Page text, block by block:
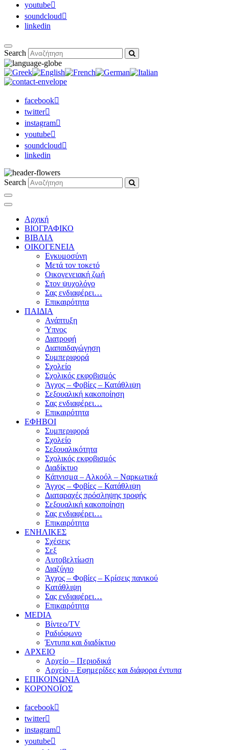
youtube
soundcloud
linkedin
Search
facebook
twitter
instagram
youtube
soundcloud
linkedin
Search
Αρχική
ΒΙΟΓΡΑΦΙΚΟ
ΒΙΒΛΙΑ
ΟΙΚΟΓΕΝΕΙΑ
Εγκυμοσύνη
Μετά τον τοκετό
Οικογενειακή ζωή
Στον ψυχολόγο
Σας ενδιαφέρει…
Επικαιρότητα
ΠΑΙΔΙΑ
Ανάπτυξη
Ύπνος
Διατροφή
Διαπαιδαγώγηση
Συμπεριφορά
Σχολείο
Σχολικός εκφοβισμός
Άγχος – Φοβίες – Κατάθλιψη
Σεξουαλική κακοποίηση
Σας ενδιαφέρει…
Επικαιρότητα
ΕΦΗΒΟΙ
Συμπεριφορά
Σχολείο
Σεξουαλικότητα
Σχολικός εκφοβισμός
Διαδίκτυο
Κάπνισμα – Αλκοόλ – Ναρκωτικά
Άγχος – Φοβίες – Κατάθλιψη
Διαταραχές πρόσληψης τροφής
Σεξουαλική κακοποίηση
Σας ενδιαφέρει…
Επικαιρότητα
ΕΝΗΛΙΚΕΣ
Σχέσεις
Σεξ
Αυτοβελτίωση
Διαζύγιο
Άγχος – Φοβίες – Κρίσεις πανικού
Κατάθλιψη
Σας ενδιαφέρει…
Επικαιρότητα
MEDIA
Βίντεο/TV
Ραδιόφωνο
Έντυπα και διαδίκτυο
ΑΡΧΕΙΟ
Αρχείο – Περιοδικά
Αρχείο – Εφημερίδες και διάφορα έντυπα
ΕΠΙΚΟΙΝΩΝΙΑ
ΚΟΡΟΝΟΪΟΣ
facebook
twitter
instagram
youtube